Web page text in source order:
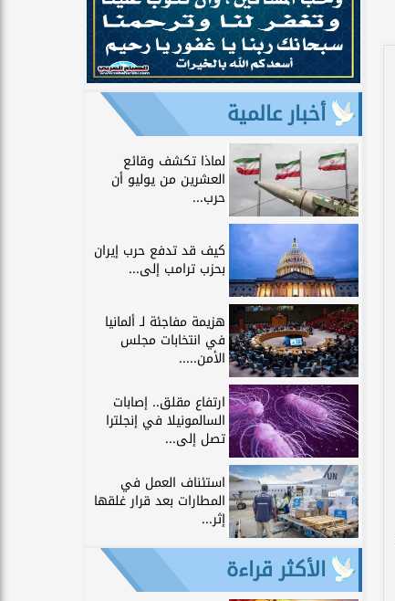
أخبار عالمية
لماذا تكشف وقائع
العشرين من يوليو أن
حرب...
كيف قد تدفع حرب إيران
بحزب ترامب إلى...
هزيمة مفاجئة لـ ألمانيا
في انتخابات مجلس
الأمن.....
ارتفاع مقلق.. إصابات
السالمونيلا في إنجلترا
تصل إلى...
استئناف العمل في
المطارات بعد قرار غلقها
إثر...
الأكثر قراءة